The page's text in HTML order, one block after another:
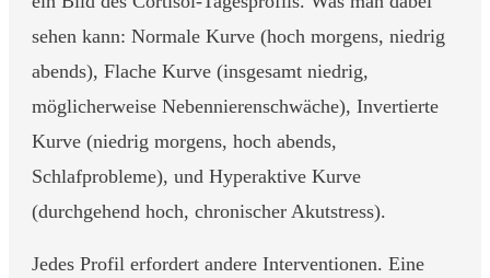
sehen kann: Normale Kurve (hoch morgens, niedrig
abends), Flache Kurve (insgesamt niedrig,
möglicherweise Nebennierenschwäche), Invertierte
Kurve (niedrig morgens, hoch abends,
Schlafprobleme), und Hyperaktive Kurve
(durchgehend hoch, chronischer Akutstress).
Jedes Profil erfordert andere Interventionen. Eine